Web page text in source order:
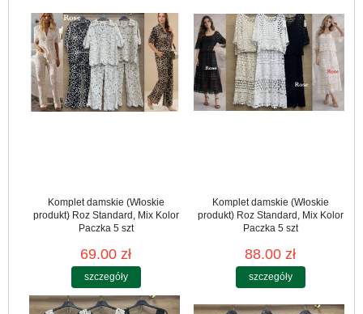
Komplet damskie (Włoskie
produkt) Roz Standard, Mix Kolor
Paczka 5 szt
69.00 zł
szczegóły
Komplet damskie (Włoskie
produkt) Roz Standard, Mix Kolor
Paczka 5 szt
88.00 zł
szczegóły